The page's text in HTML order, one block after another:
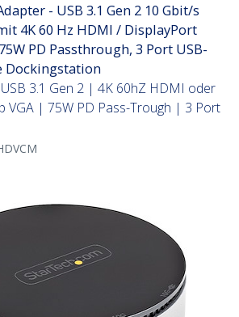
- USB 3.1 Gen 2 10 Gbit/s
4K 60 Hz HDMI / DisplayPort
PD Passthrough, 3 Port USB-
Dockingstation
3.1 Gen 2 | 4K 60hZ HDMI oder
VGA | 75W PD Pass-Trough | 3 Port